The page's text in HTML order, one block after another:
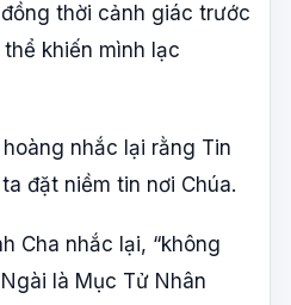
thời cảnh giác trước
khiến mình lạc
nhắc lại rằng Tin
đặt niềm tin nơi Chúa.
Cha nhắc lại, “không
là Mục Tử Nhân